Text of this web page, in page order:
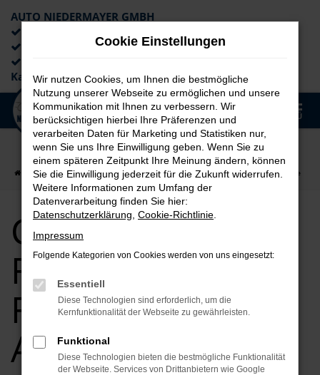
Zum
Hauptinhalt
springen
AUTO NIEDERMAYER GMBH
Lieferung an die Haustür
Kaufabwicklung
MENÜ
Startseite Fürth CUPRA CUPRA Formentor für Fürth Top Angebote
CUPRA
Formentor für
Fürth Top
Angebote
Cookie Einstellungen
Wir nutzen Cookies, um Ihnen die bestmögliche
Nutzung unserer Webseite zu ermöglichen und unsere
Kommunikation mit Ihnen zu verbessern. Wir
berücksichtigen hierbei Ihre Präferenzen und
verarbeiten Daten für Marketing und Statistiken nur,
wenn Sie uns Ihre Einwilligung geben. Wenn Sie zu
einem späteren Zeitpunkt Ihre Meinung ändern, können
Sie die Einwilligung jederzeit für die Zukunft widerrufen.
Weitere Informationen zum Umfang der
Datenverarbeitung finden Sie hier:
Datenschutzerklärung Cookie-Richtlinie
Impressum
Folgende Kategorien von Cookies werden von uns eingesetzt:
Essentiell
Diese Technologien sind erforderlich, um die
Kernfunktionalität der Webseite zu gewährleisten.
Funktional
Diese Technologien bieten die bestmögliche Funktionalität
der Webseite. Services von Drittanbietern wie Google